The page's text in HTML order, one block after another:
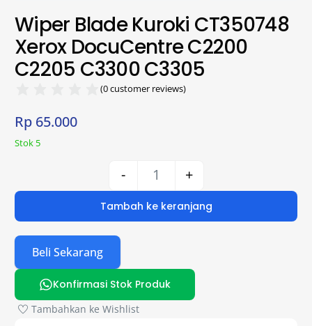
Wiper Blade Kuroki CT350748
Xerox DocuCentre C2200
C2205 C3300 C3305
(0customer reviews)
Rp 65.000
Stok 5
- +
Tambah ke keranjang
Beli Sekarang
Konfirmasi Stok Produk
Tambahkan ke Wishlist